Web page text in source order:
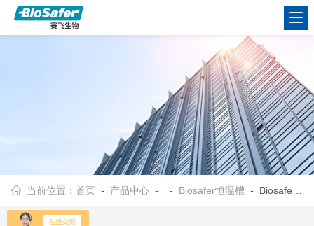
当前位置：首页 - 产品中心 - - Biosafer恒温槽 - Biosafer-DCN系列Biosafer低温恒温槽